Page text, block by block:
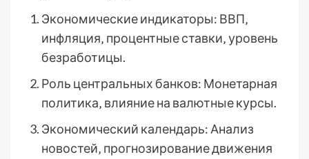
Экономические индикаторы: ВВП‚
инфляция‚ процентные ставки‚ уровень
безработицы.
Роль центральных банков: Монетарная
политика‚ влияние на валютные курсы.
Экономический календарь: Анализ
новостей‚ прогнозирование движения